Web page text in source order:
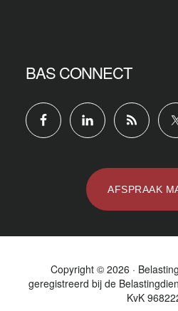
BAS CONNECT
AFSPRAAK
Copyright © 2026 ·
geregistreerd bij de
KvK